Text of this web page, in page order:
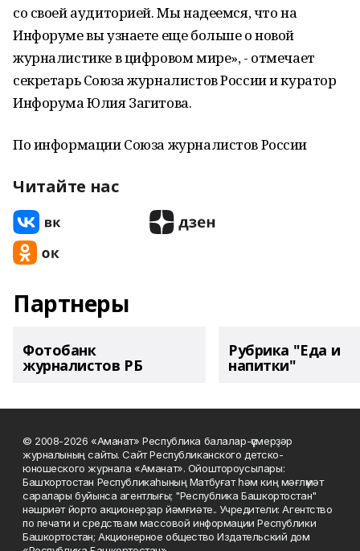
со своей аудиторией. Мы надеемся, что на
Инфоруме вы узнаете еще больше о новой
журналистике в цифровом мире», - отмечает
секретарь Союза журналистов России и куратор
Инфорума Юлия Загитова.
По информации Союза журналистов России
Читайте нас
Партнеры
Фотобанк
журналистов РБ
Рубрика "Еда и
напитки"
© 2008-2026 «Аманат» Республика балалар-үҫмерҙәр
журналының сайты. Сайт Республиканского детско-
юношеского журнала «Аманат». Ойоштороусылары:
Башҡортостан Республикаһының Матбуғат һәм киң мәғлүмәт
саралары буйынса агентлығы; "Республика Башкортостан"
нәшриәт йорто акционерҙар йәмғиәте.. Учредители: Агентство
по печати и средствам массовой информации Республики
Башкортостан; Акционерное общество Издательский дом